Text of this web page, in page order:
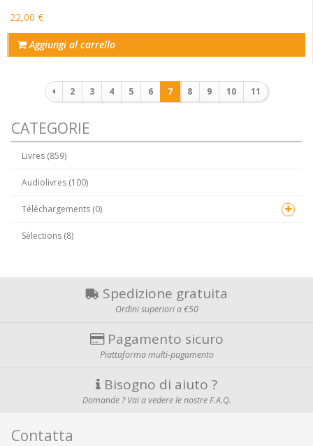
22,00 €
Aggiungi al carrello
Paginazione
2 3 4 5 6 7 8 9 10 11
CATEGORIE
Livres (859)
Audiolivres (100)
Téléchargements (0)
Sélections (8)
Spedizione gratuita
Ordini superiori a €50
Pagamento sicuro
Piattaforma multi-pagamento
Bisogno di aiuto ?
Domande ? Vai a vedere le nostre F.A.Q.
Contatta